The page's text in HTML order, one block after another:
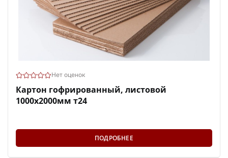
Нет оценок
Картон гофрированный, листовой
1000х2000мм т24
ПОДРОБНЕЕ